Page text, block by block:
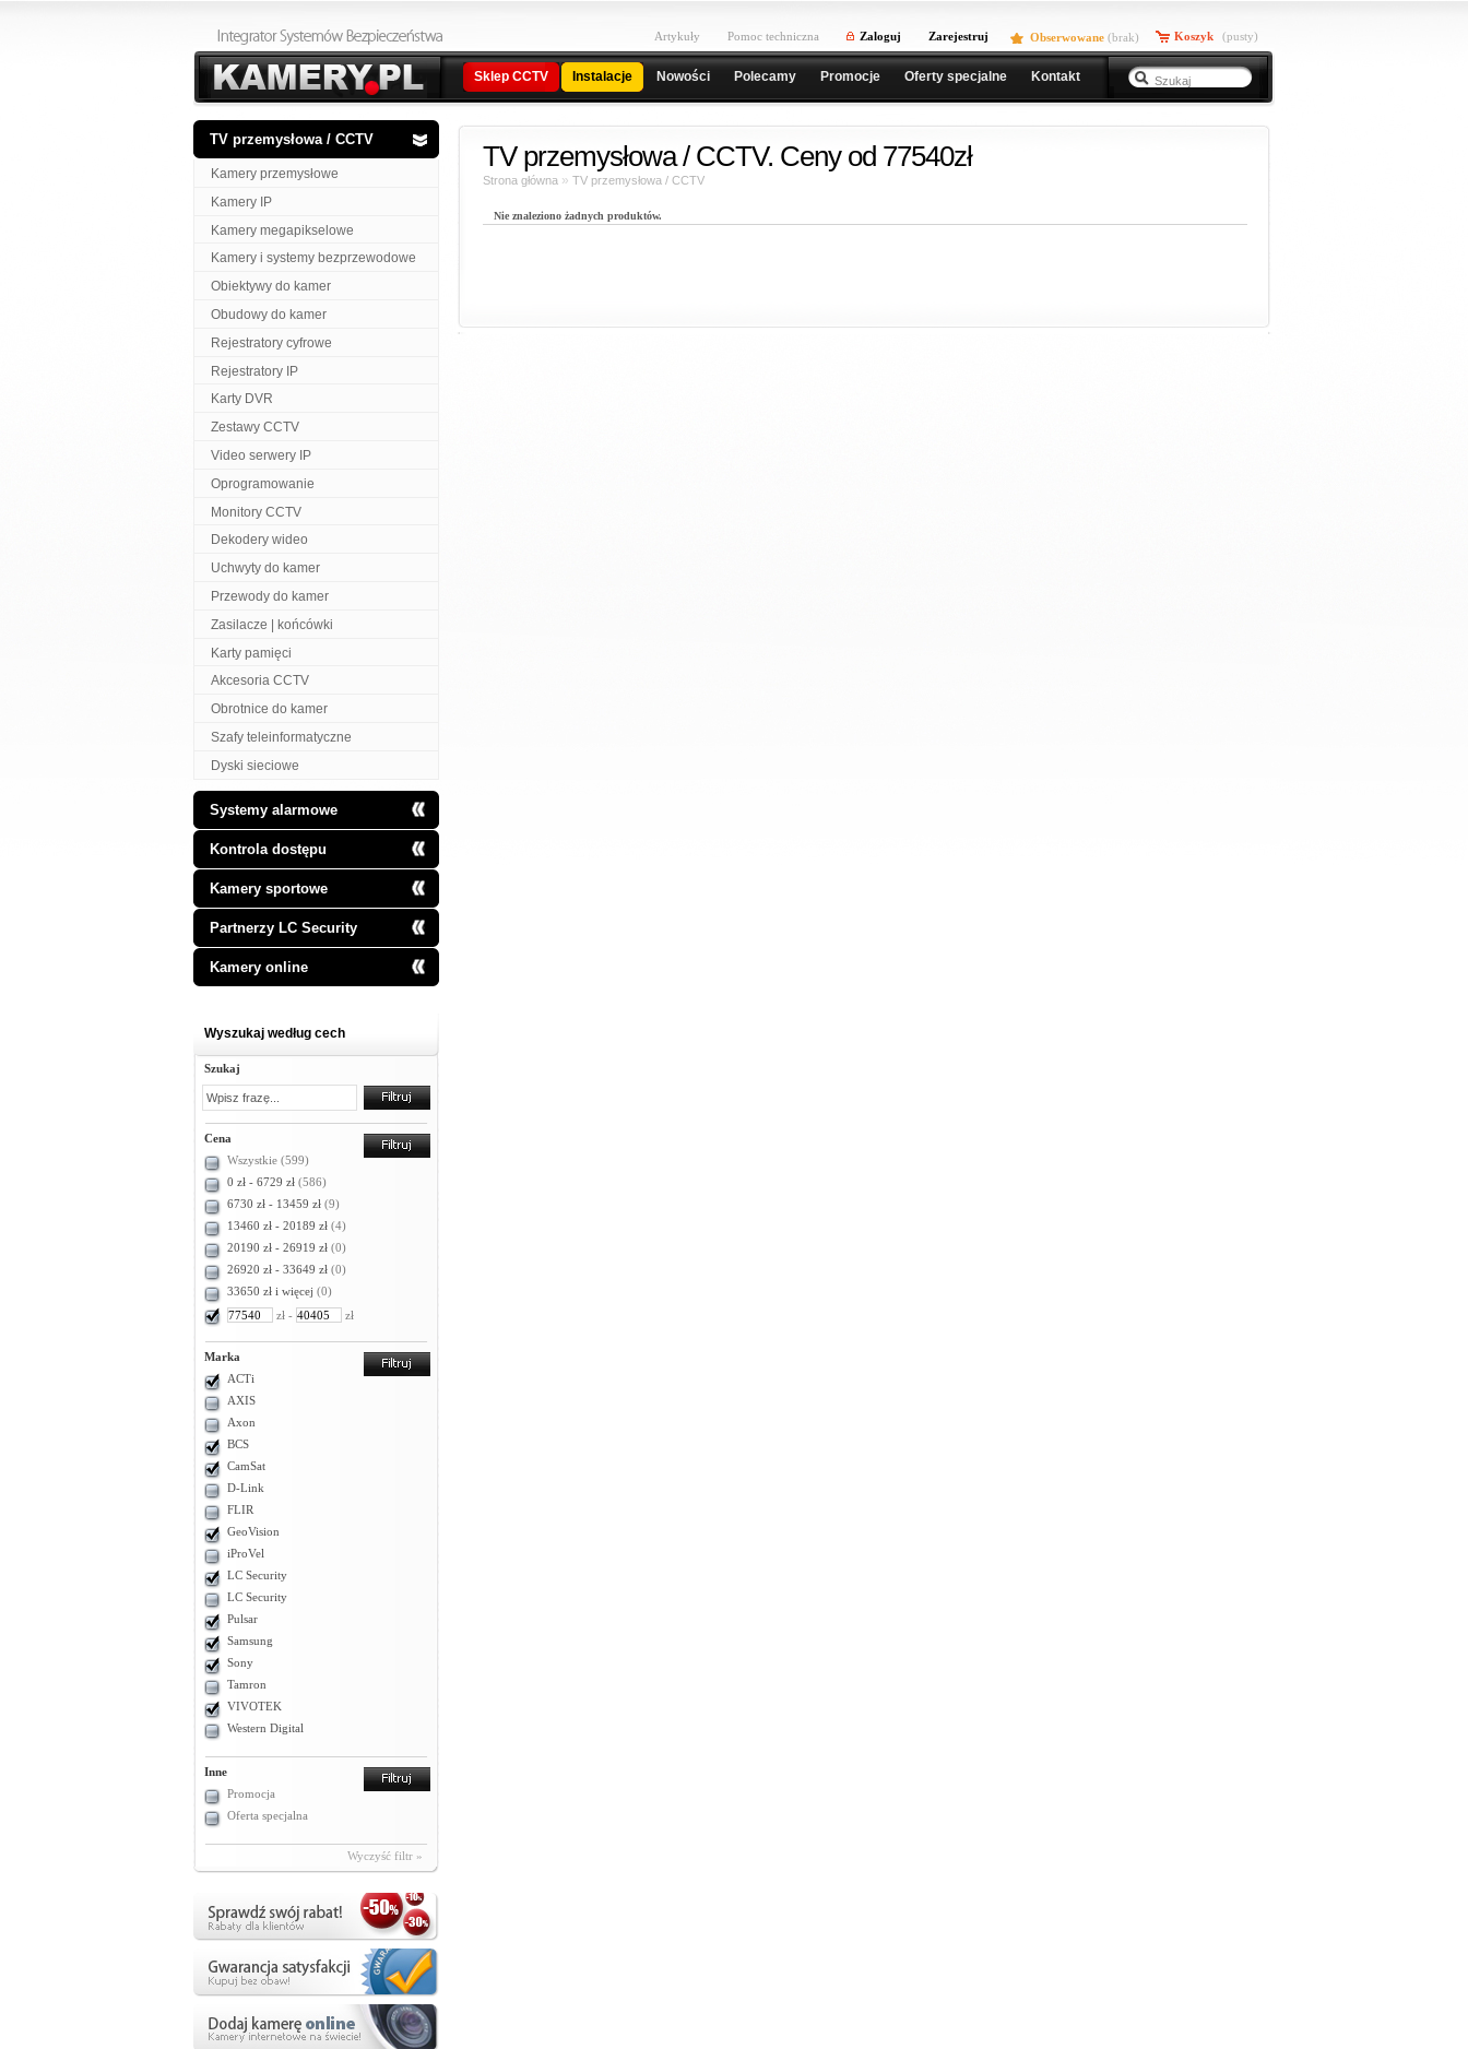
Artykuły Pomoc techniczna Zaloguj Zarejestruj Obserwowane (brak) Koszyk (pusty)
Sklep CCTV Instalacje Nowości Polecamy Promocje Oferty specjalne Kontakt
TV przemysłowa / CCTV
Kamery przemysłowe
Kamery IP
Kamery megapikselowe
Kamery i systemy bezprzewodowe
Obiektywy do kamer
Obudowy do kamer
Rejestratory cyfrowe
Rejestratory IP
Karty DVR
Zestawy CCTV
Video serwery IP
Oprogramowanie
Monitory CCTV
Dekodery wideo
Uchwyty do kamer
Przewody do kamer
Zasilacze | końcówki
Karty pamięci
Akcesoria CCTV
Obrotnice do kamer
Szafy teleinformatyczne
Dyski sieciowe
Systemy alarmowe
Kontrola dostępu
Kamery sportowe
Partnerzy LC Security
Kamery online
Wyszukaj według cech
Szukaj
Cena
Wszystkie (599)
0 zł - 6729 zł (586)
6730 zł - 13459 zł (9)
13460 zł - 20189 zł (4)
20190 zł - 26919 zł (0)
26920 zł - 33649 zł (0)
33650 zł i więcej (0)
zł -
zł
Marka
ACTi
AXIS
Axon
BCS
CamSat
D-Link
FLIR
GeoVision
iProVel
LC Security
LC Security
Pulsar
Samsung
Sony
Tamron
VIVOTEK
Western Digital
Inne
Promocja
Oferta specjalna
Wyczyść filtr »
TV przemysłowa / CCTV. Ceny od 77540zł
Strona główna » TV przemysłowa / CCTV
Nie znaleziono żadnych produktów.